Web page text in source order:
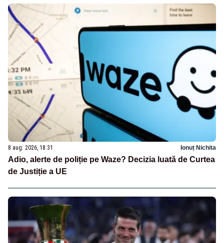
8 aug. 2026, 18:31 Ionuț Nichita
Adio, alerte de poliție pe Waze? Decizia luată de Curtea
de Justiție a UE